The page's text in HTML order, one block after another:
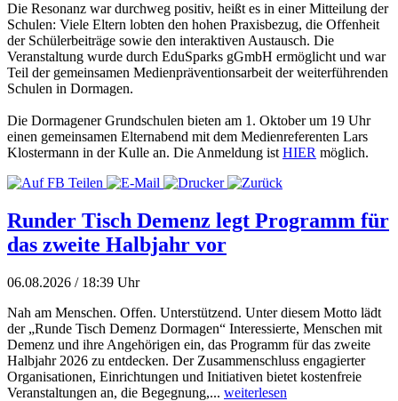
Die Resonanz war durchweg positiv, heißt es in einer Mitteilung der
Schulen: Viele Eltern lobten den hohen Praxisbezug, die Offenheit
der Schülerbeiträge sowie den interaktiven Austausch. Die
Veranstaltung wurde durch EduSparks gGmbH ermöglicht und war
Teil der gemeinsamen Medienpräventionsarbeit der weiterführenden
Schulen in Dormagen.
Die Dormagener Grundschulen bieten am 1. Oktober um 19 Uhr
einen gemeinsamen Elternabend mit dem Medienreferenten Lars
Klostermann in der Kulle an. Die Anmeldung ist HIER möglich.
Runder Tisch Demenz legt Programm für
das zweite Halbjahr vor
06.08.2026 / 18:39 Uhr
Nah am Menschen. Offen. Unterstützend. Unter diesem Motto lädt
der „Runde Tisch Demenz Dormagen“ Interessierte, Menschen mit
Demenz und ihre Angehörigen ein, das Programm für das zweite
Halbjahr 2026 zu entdecken. Der Zusammenschluss engagierter
Organisationen, Einrichtungen und Initiativen bietet kostenfreie
Veranstaltungen an, die Begegnung,... weiterlesen